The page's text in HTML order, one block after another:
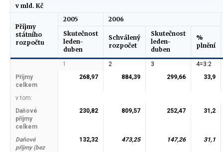
v mld. Kč
Příjmy
státního
rozpočtu
2005
2006
Skutečnost
leden-
duben
Schválený
rozpočet
Skutečnost
leden-
duben
%
plnění
1 2 3
4=3:2
Příjmy
celkem
268,97 884,39 299,66 33,9
v tom:
Daňové
příjmy
celkem
230,82 809,57 252,47 31,2
Daňové
příjmy (bez
132,32 473,25 147,26 31,1